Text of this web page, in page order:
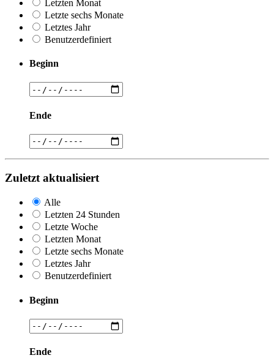
Letzten Monat
Letzte sechs Monate
Letztes Jahr
Benutzerdefiniert
Beginn
Ende
Zuletzt aktualisiert
Alle
Letzten 24 Stunden
Letzte Woche
Letzten Monat
Letzte sechs Monate
Letztes Jahr
Benutzerdefiniert
Beginn
Ende